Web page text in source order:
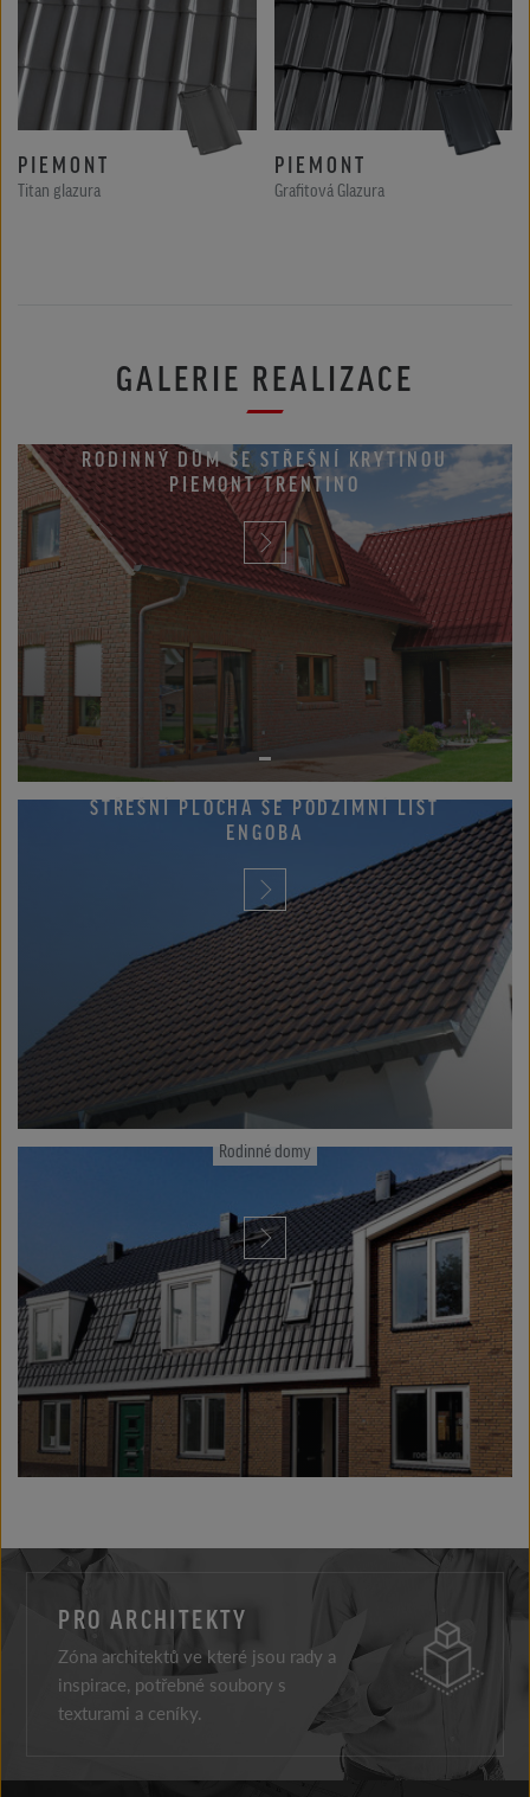
PIEMONT
Titan glazura
PIEMONT
Grafitová Glazura
GALERIE REALIZACE
RODINNÝ DŮM SE STŘEŠNÍ KRYTINOU
PIEMONT TRENTINO
STŘEŠNÍ PLOCHA SE PODZIMNÍ LIST
ENGOBA
Rodinné domy
PRO ARCHITEKTY
Zóna architektů ve které jsou rady a
inspirace, potřebné soubory s
texturami a ceníky.